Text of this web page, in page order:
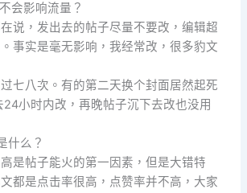
会影响流量？
说，发出去的帖子尽量不要改，编辑超
事实是毫无影响，我经常改，很多豹文
七八次。有的第二天换个封面居然起死
24小时内改，再晚帖子沉下去改也没用
什么？
是帖子能火的第一因素，但是大错特
都是点击率很高，点赞率并不高，大家